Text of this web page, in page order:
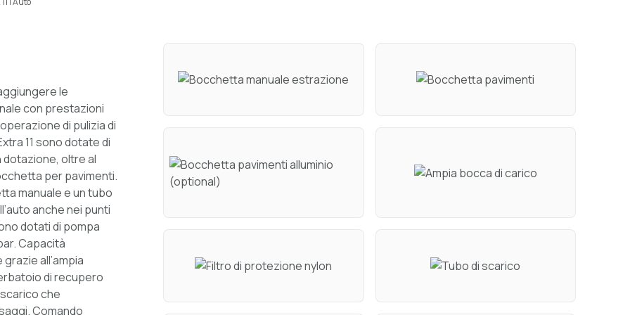
le
con prestazioni
di pulizia di
11 sono dotate di
dotazione, oltre al
per pavimenti.
manuale e un tubo
anche nei punti
dotati di pompa
Capacità
all’ampia
di recupero
che
Comando